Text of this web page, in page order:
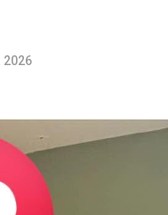
2026